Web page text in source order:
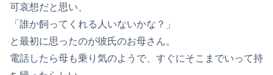
可哀想だと思い、
「誰か飼ってくれる人いないかな？」
と最初に思ったのが彼氏のお母さん。
電話したら母も乗り気のようで、すぐにそこまでいって持